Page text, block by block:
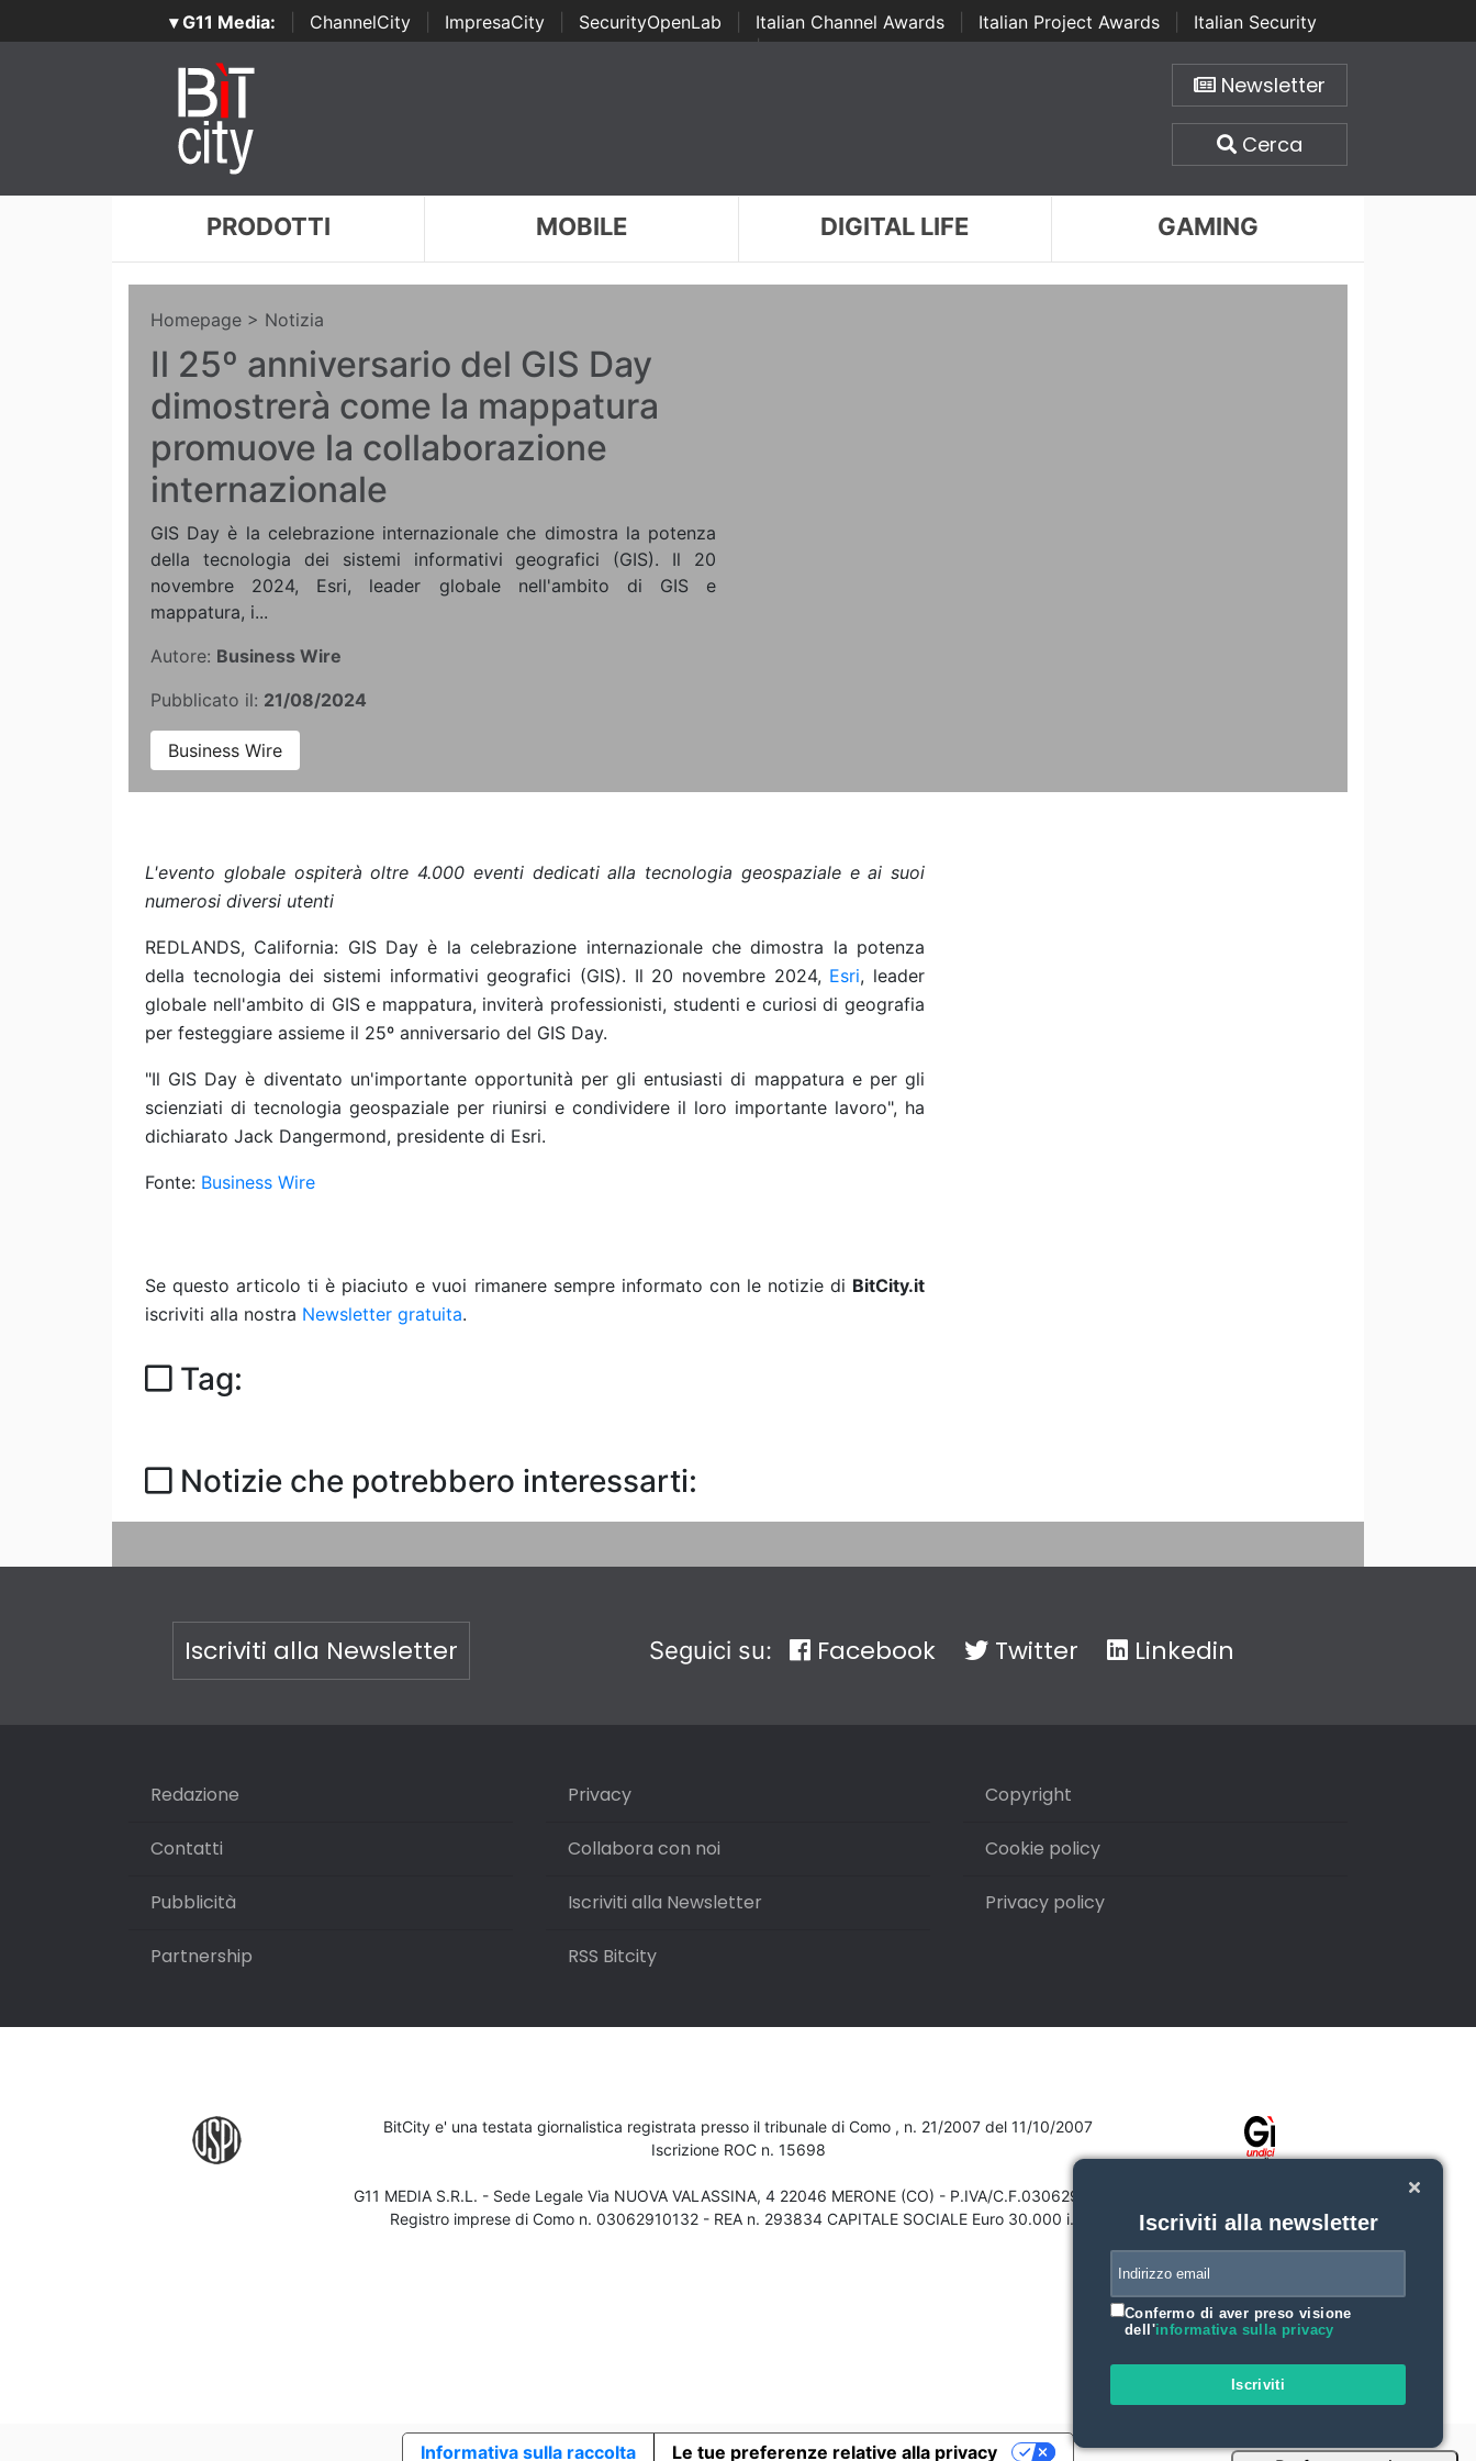
▾ G11 Media: ChannelCity ImpresaCity SecurityOpenLab Italian Channel Awards Italian Project Awards
Italian Security
Awards | ...
Newsletter
Cerca
PRODOTTI MOBILE DIGITAL LIFE GAMING
Homepage > Notizia
Il 25º anniversario del GIS Day
dimostrerà come la mappatura
promuove la collaborazione
internazionale
GIS Day è la celebrazione internazionale che dimostra la potenza
della tecnologia dei sistemi informativi geografici (GIS). Il 20
novembre 2024, Esri, leader globale nell'ambito di GIS e
mappatura, i...
Autore: Business Wire
Pubblicato il: 21/08/2024
Business Wire
L'evento globale ospiterà oltre 4.000 eventi dedicati alla tecnologia geospaziale e ai suoi
numerosi diversi utenti
REDLANDS, California: GIS Day è la celebrazione internazionale che dimostra la potenza
della tecnologia dei sistemi informativi geografici (GIS). Il 20 novembre 2024, Esri, leader
globale nell'ambito di GIS e mappatura, inviterà professionisti, studenti e curiosi di geografia
per festeggiare assieme il 25º anniversario del GIS Day.
"Il GIS Day è diventato un'importante opportunità per gli entusiasti di mappatura e per gli
scienziati di tecnologia geospaziale per riunirsi e condividere il loro importante lavoro", ha
dichiarato Jack Dangermond, presidente di Esri.
Fonte: Business Wire
Se questo articolo ti è piaciuto e vuoi rimanere sempre informato con le notizie di BitCity.it
iscriviti alla nostra Newsletter gratuita.
Tag:
Notizie che potrebbero interessarti:
Iscriviti alla Newsletter Seguici su: Facebook Twitter Linkedin
Redazione
Contatti
Pubblicità
Partnership
Privacy
Collabora con noi
Iscriviti alla Newsletter
RSS Bitcity
Copyright
Cookie policy
Privacy policy
BitCity e' una testata giornalistica registrata presso il tribunale di Como , n. 21/2007 del 11/10/2007
Iscrizione ROC n. 15698
G11 MEDIA S.R.L. - Sede Legale Via NUOVA VALASSINA, 4 22046 MERONE (CO) - P.IVA/C.F.03062910132
Registro imprese di Como n. 03062910132 - REA n. 293834 CAPITALE SOCIALE Euro 30.000 i.v.
Iscriviti alla newsletter
Confermo di aver preso visione
dell'informativa sulla privacy
Iscriviti
Informativa sulla raccolta Le tue preferenze relative alla privacy